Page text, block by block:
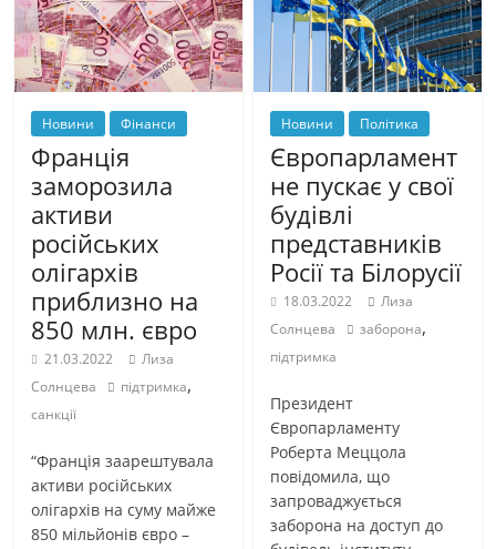
Новини Фінанси
Франція
заморозила
активи
російських
олігархів
приблизно на
850 млн. євро
21.03.2022
Лиза
Солнцева
підтримка,
санкції
“Франція заарештувала
активи російських
олігархів на суму майже
850 мільйонів євро –
Новини Політика
Європарламент
не пускає у свої
будівлі
представників
Росії та Білорусії
18.03.2022
Лиза
Солнцева
заборона,
підтримка
Президент
Європарламенту
Роберта Меццола
повідомила, що
запроваджується
заборона на доступ до